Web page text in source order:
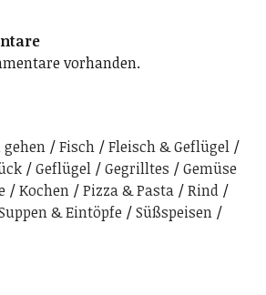
vorhanden.
gehen Fisch
Fleisch & Geflügel
Geflügel Gegrilltes
Gemüse
Kochen Pizza & Pasta
Rind
& Eintöpfe
Süßspeisen